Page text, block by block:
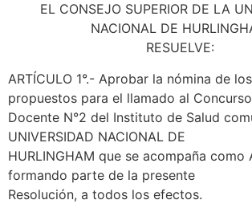
EL CONSEJO SUPERIOR DE LA
NACIONAL DE
RESUELVE:
ARTÍCULO 1°.- Aprobar la nómina de
propuestos para el llamado al Concurso
Docente N°2 del Instituto de Salud
UNIVERSIDAD NACIONAL DE
HURLINGHAM que se acompaña como
formando parte de la presente
Resolución, a todos los efectos.